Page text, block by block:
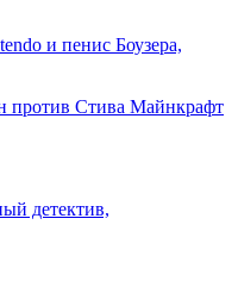
и пенис Боузера,
Стива Майнкрафт
детектив,